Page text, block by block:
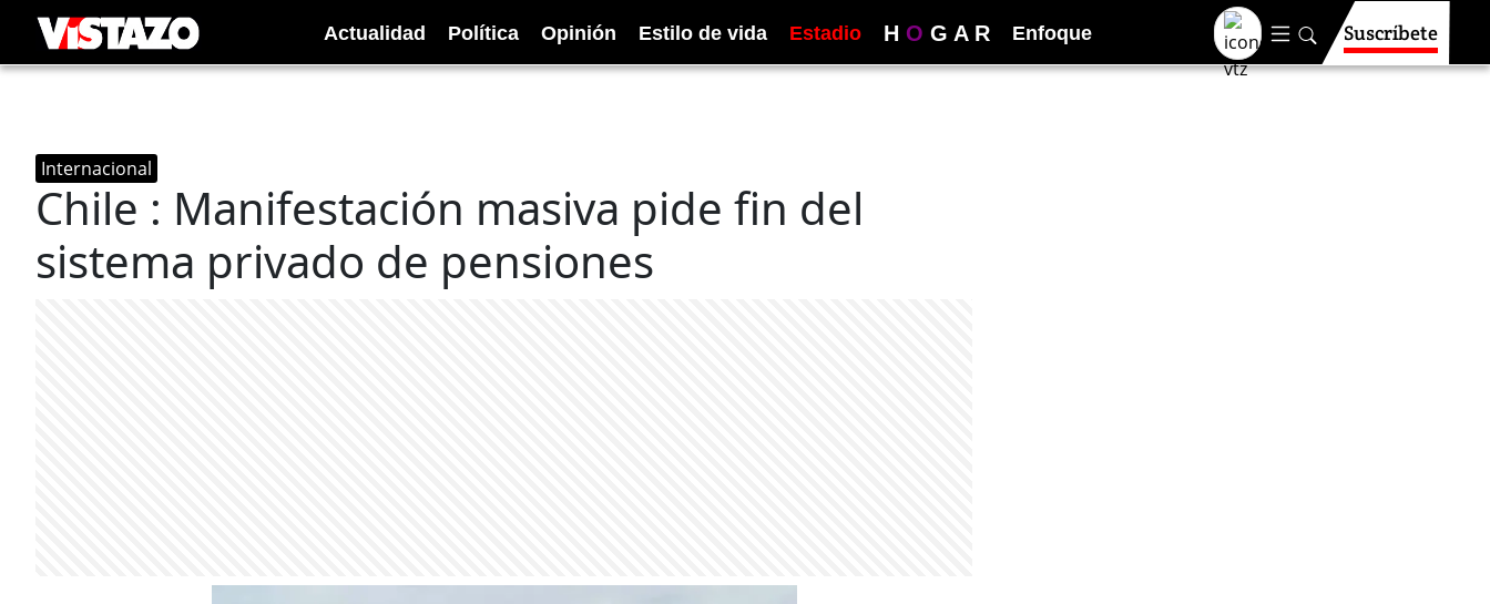
Actualidad Política Opinión Estilo de vida Estadio H O G A R Enfoque Suscríbete
Internacional
Chile : Manifestación masiva pide fin del
sistema privado de pensiones